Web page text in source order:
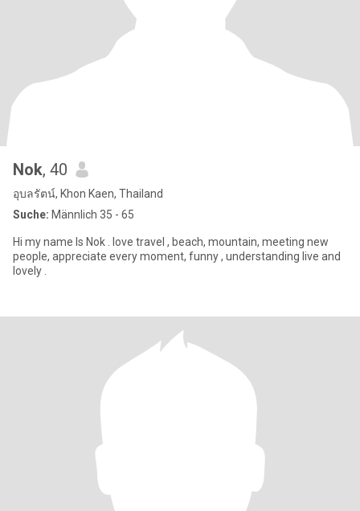
Nok, 40
อุบลรัตน์, Khon Kaen, Thailand
Suche: Männlich 35 - 65
Hi my name Is Nok . love travel , beach, mountain, meeting new
people, appreciate every moment, funny , understanding live and
lovely .